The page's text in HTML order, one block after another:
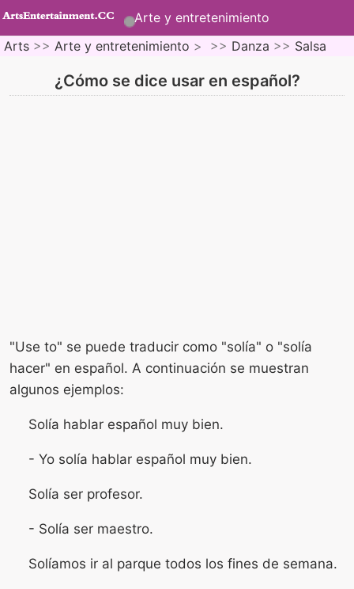
Arte y entretenimiento
Arts >> Arte y entretenimiento > >> Danza >> Salsa
¿Cómo se dice usar en español?
"Use to" se puede traducir como "solía" o "solía
hacer" en español. A continuación se muestran
algunos ejemplos:
Solía ​​​​hablar español muy bien.
- Yo solía hablar español muy bien.
Solía ​​ser profesor.
- Solía ​​ser maestro.
Solíamos ir al parque todos los fines de semana.